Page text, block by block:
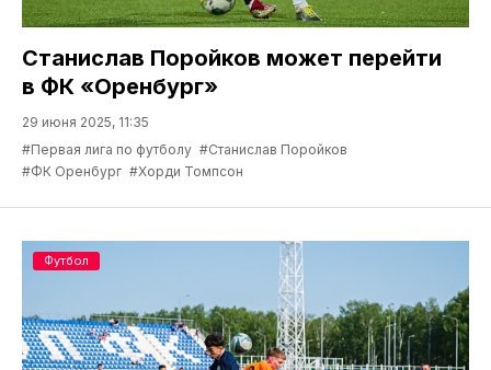
Станислав Поройков может перейти
в ФК «Оренбург»
29 июня 2025, 11:35
#Первая лига по футболу #Станислав Поройков
#ФК Оренбург #Хорди Томпсон
Футбол